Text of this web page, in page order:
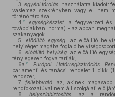
3. egyéni tárolás: használatra kiadott
vaslemez szekrényben vagy el nem
történő tárolása,
4. 5 egységkészlet: a fegyverzeti és
továbbiakban: norma) – az abban
szakanyagok.
5.
előállító egység: az előállító
helyiséget magába foglaló helyiségcsoport,
6.
előállító helyiség:az előállító
ténylegesen fogva tartják,
6a. 6 Európai Határregisztrációs
parlamenti és tanácsi rendelet 1. cikk
rendszer,
7.
feljebbvaló: az, akinek
rendfokozatúval nem áll szolgálati
8.
helyszínbiztosítás: az a